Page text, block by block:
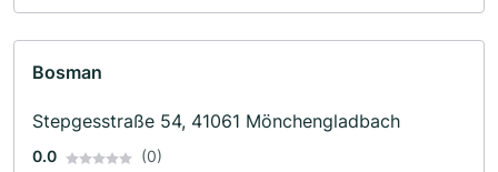
Bosman
Stepgesstraße 54, 41061 Mönchengladbach
0.0 (0)